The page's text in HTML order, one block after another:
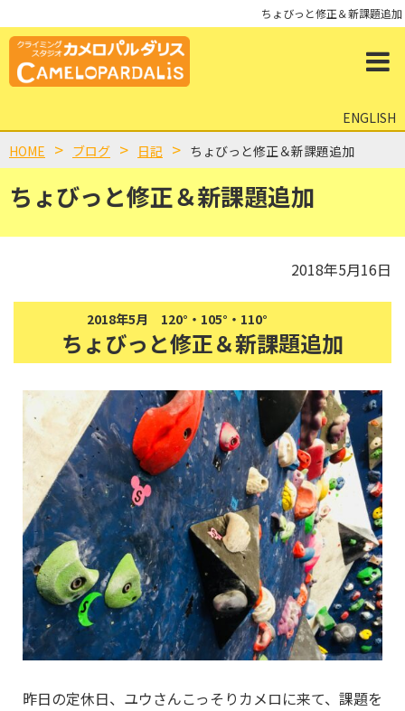
ちょびっと修正＆新課題追加
ENGLISH
ちょびっと修正＆新課題追加
HOME ブログ 日記 ちょびっと修正＆新課題追加
2018年5月16日
2018年5月 120°・105°・110°
ちょびっと修正＆新課題追加
昨日の定休日、ユウさんこっそりカメロに来て、課題を